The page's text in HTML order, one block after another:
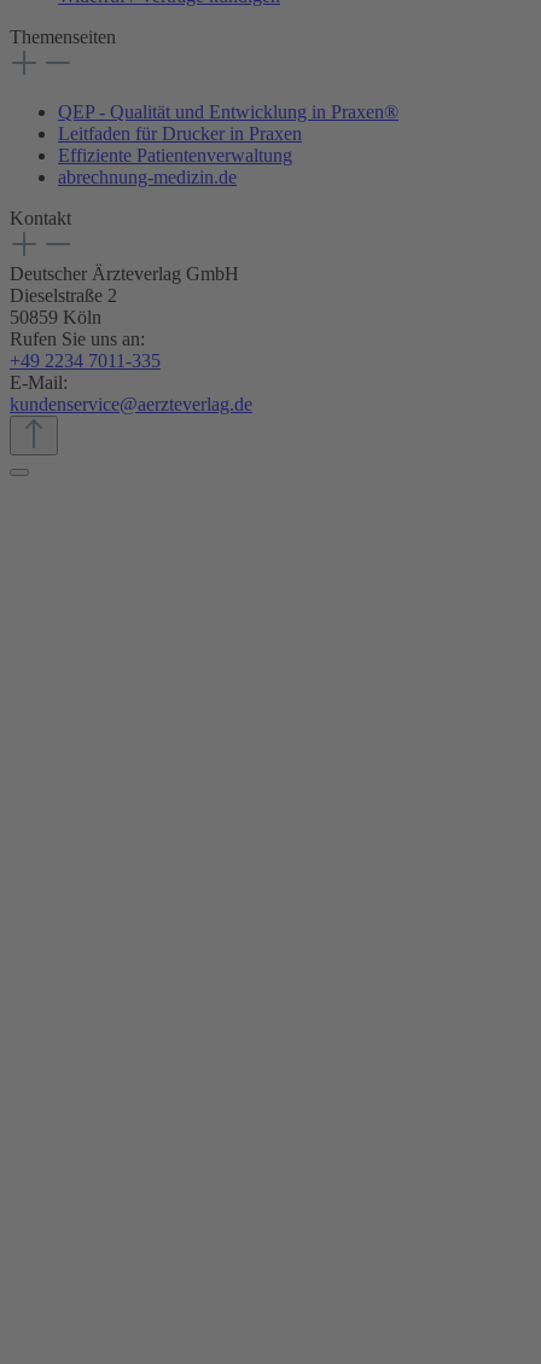
Themenseiten
QEP - Qualität und Entwicklung in Praxen®
Leitfaden für Drucker in Praxen
Effiziente Patientenverwaltung
abrechnung-medizin.de
Kontakt
Deutscher Ärzteverlag GmbH
Dieselstraße 2
50859 Köln
Rufen Sie uns an:
+49 2234 7011-335
E-Mail:
kundenservice@aerzteverlag.de